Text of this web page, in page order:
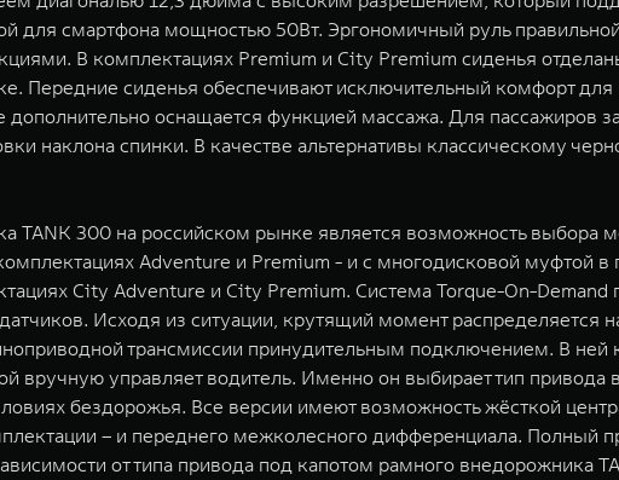
для смартфона мощностью 50Вт. Эргономичный руль
В комплектациях Premium и City Premium сиденья
Передние сиденья обеспечивают исключительный комфорт
дополнительно оснащается функцией массажа. Для пассажиров
наклона спинки. В качестве альтернативы классическому
300 на российском рынке является возможность выбора
Adventure и Premium - и с многодисковой муфтой в
City Adventure и City Premium. Система Torque-On-Demand
Исходя из ситуации, крутящий момент распределяется
трансмиссии принудительным подключением. В ней
вручную управляет водитель. Именно он выбирает тип привода
бездорожья. Все версии имеют возможность жёсткой
– и переднего межколесного дифференциала.
от типа привода под капотом рамного внедорожника